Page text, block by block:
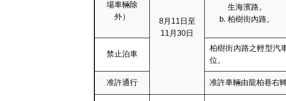
場車輛除
外）
8月11日至
11月30日
生海濱路。
柏樹街內路。
禁止泊車
柏樹街內路之輕型汽
位。
准許通行 准許車輛由龍柏巷右